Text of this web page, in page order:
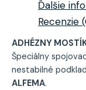
Ďalšie
Recenzie
ADHÉZNY
Špeciálny
nestabilné
ALFEMA.